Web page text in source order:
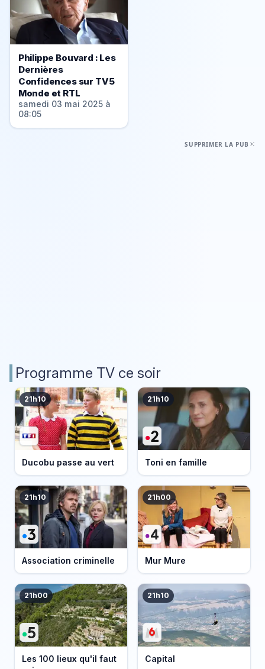
Philippe Bouvard : Les
Dernières
Confidences sur TV5
Monde et RTL
samedi 03 mai 2025 à
08:05
SUPPRIMER LA PUB
Programme TV ce soir
21h10
Ducobu passe au vert
21h10
Toni en famille
21h10
Association criminelle
21h00
Mur Mure
21h00
Les 100 lieux qu'il faut
21h10
Capital